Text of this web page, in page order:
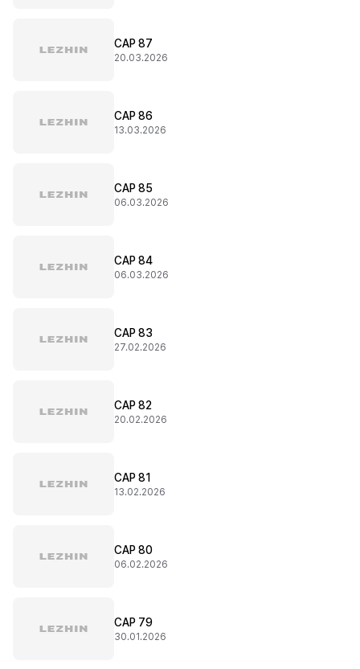
CAP 87
20.03.2026
CAP 86
13.03.2026
CAP 85
06.03.2026
CAP 84
06.03.2026
CAP 83
27.02.2026
CAP 82
20.02.2026
CAP 81
13.02.2026
CAP 80
06.02.2026
CAP 79
30.01.2026